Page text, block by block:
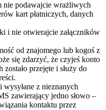
nie podawajcie wrażliwych
kart płatniczych, danych
i nie otwierajcie załączników
od znajomego lub kogoś z
się zdarzyć, że czyjeś konto
przejęte i służy do
z nieznanych
zawierający jedno słowo –
kontaktu przez